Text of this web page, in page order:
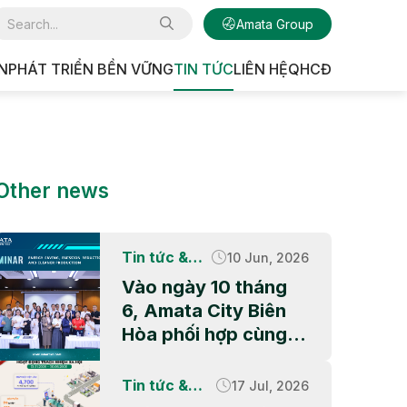
Amata Group
PHÁT TRIỂN BỀN VỮNGTIN TỨCLIÊN HỆQHCĐ
news
Tin tức &
Hoạt động
CSR
10 Jun, 2026
Vào ngày 10 tháng
6, Amata City Biên
Hòa phối hợp cùng
công nghiệp và Khu
Tin tức &
17 Jul, 2026